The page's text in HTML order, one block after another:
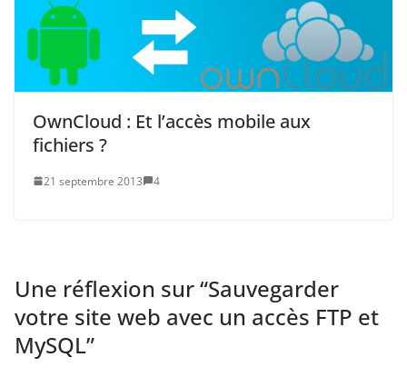
OwnCloud : Et l’accès mobile aux
fichiers ?
21 septembre 2013 4
Une réflexion sur “Sauvegarder
votre site web avec un accès FTP et
MySQL”